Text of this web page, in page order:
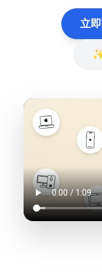
立